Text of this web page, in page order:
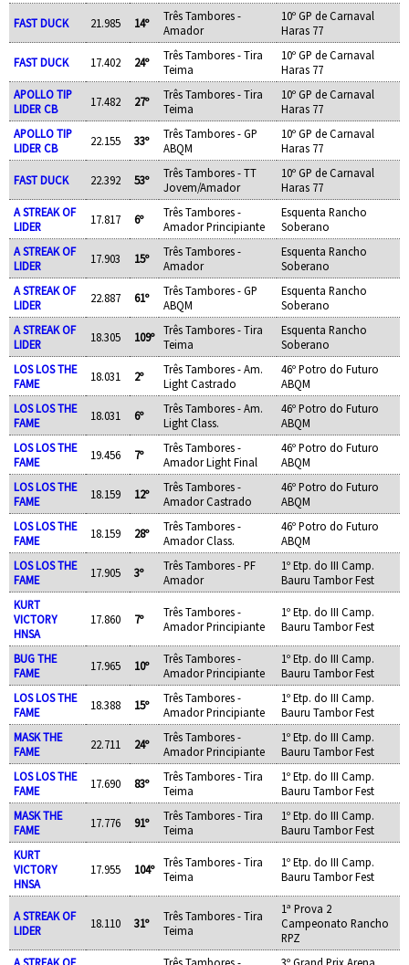
FAST DUCK 21.985 14º
Três Tambores -
Amador
10º GP de Carnaval
Haras 77
FAST DUCK 17.402 24º
Três Tambores - Tira
Teima
10º GP de Carnaval
Haras 77
APOLLO TIP
LIDER CB
17.482 27º
Três Tambores - Tira
Teima
10º GP de Carnaval
Haras 77
APOLLO TIP
LIDER CB
22.155 33º
Três Tambores - GP
ABQM
10º GP de Carnaval
Haras 77
FAST DUCK 22.392 53º
Três Tambores - TT
Jovem/Amador
10º GP de Carnaval
Haras 77
A STREAK OF
LIDER
17.817 6º
Três Tambores -
Amador Principiante
Esquenta Rancho
Soberano
A STREAK OF
LIDER
17.903 15º
Três Tambores -
Amador
Esquenta Rancho
Soberano
A STREAK OF
LIDER
22.887 61º
Três Tambores - GP
ABQM
Esquenta Rancho
Soberano
A STREAK OF
LIDER
18.305 109º
Três Tambores - Tira
Teima
Esquenta Rancho
Soberano
LOS LOS THE
FAME
18.031 2º
Três Tambores - Am.
Light Castrado
46º Potro do Futuro
ABQM
LOS LOS THE
FAME
18.031 6º
Três Tambores - Am.
Light Class.
46º Potro do Futuro
ABQM
LOS LOS THE
FAME
19.456 7º
Três Tambores -
Amador Light Final
46º Potro do Futuro
ABQM
LOS LOS THE
FAME
18.159 12º
Três Tambores -
Amador Castrado
46º Potro do Futuro
ABQM
LOS LOS THE
FAME
18.159 28º
Três Tambores -
Amador Class.
46º Potro do Futuro
ABQM
LOS LOS THE
FAME
17.905 3º
Três Tambores - PF
Amador
1º Etp. do III Camp.
Bauru Tambor Fest
KURT
VICTORY
HNSA
17.860 7º
Três Tambores -
Amador Principiante
1º Etp. do III Camp.
Bauru Tambor Fest
BUG THE
FAME
17.965 10º
Três Tambores -
Amador Principiante
1º Etp. do III Camp.
Bauru Tambor Fest
LOS LOS THE
FAME
18.388 15º
Três Tambores -
Amador Principiante
1º Etp. do III Camp.
Bauru Tambor Fest
MASK THE
FAME
22.711 24º
Três Tambores -
Amador Principiante
1º Etp. do III Camp.
Bauru Tambor Fest
LOS LOS THE
FAME
17.690 83º
Três Tambores - Tira
Teima
1º Etp. do III Camp.
Bauru Tambor Fest
MASK THE
FAME
17.776 91º
Três Tambores - Tira
Teima
1º Etp. do III Camp.
Bauru Tambor Fest
KURT
VICTORY
HNSA
17.955 104º
Três Tambores - Tira
Teima
1º Etp. do III Camp.
Bauru Tambor Fest
A STREAK OF
LIDER
18.110 31º
Três Tambores - Tira
Teima
1ª Prova 2
Campeonato Rancho
RPZ